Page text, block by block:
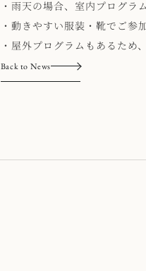
・雨天の場合、室内プログラ
・動きやすい服装・靴でご参
・屋外プログラムもあるため
Back to News